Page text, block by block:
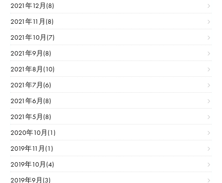
2021年12月(8)
2021年11月(8)
2021年10月(7)
2021年9月(8)
2021年8月(10)
2021年7月(6)
2021年6月(8)
2021年5月(8)
2020年10月(1)
2019年11月(1)
2019年10月(4)
2019年9月(3)